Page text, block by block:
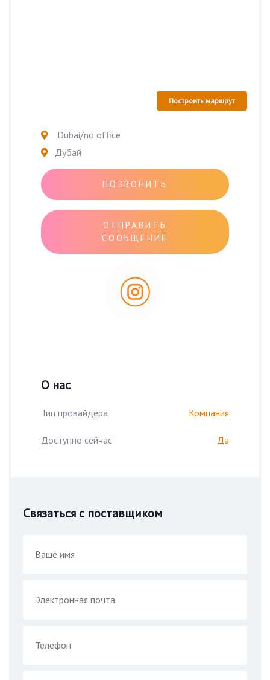
Построить маршрут
Dubai/no office
Дубай
ПОЗВОНИТЬ
ОТПРАВИТЬ
СООБЩЕНИЕ
О нас
Тип провайдера Компания
Доступно сейчас Да
Связаться с поставщиком